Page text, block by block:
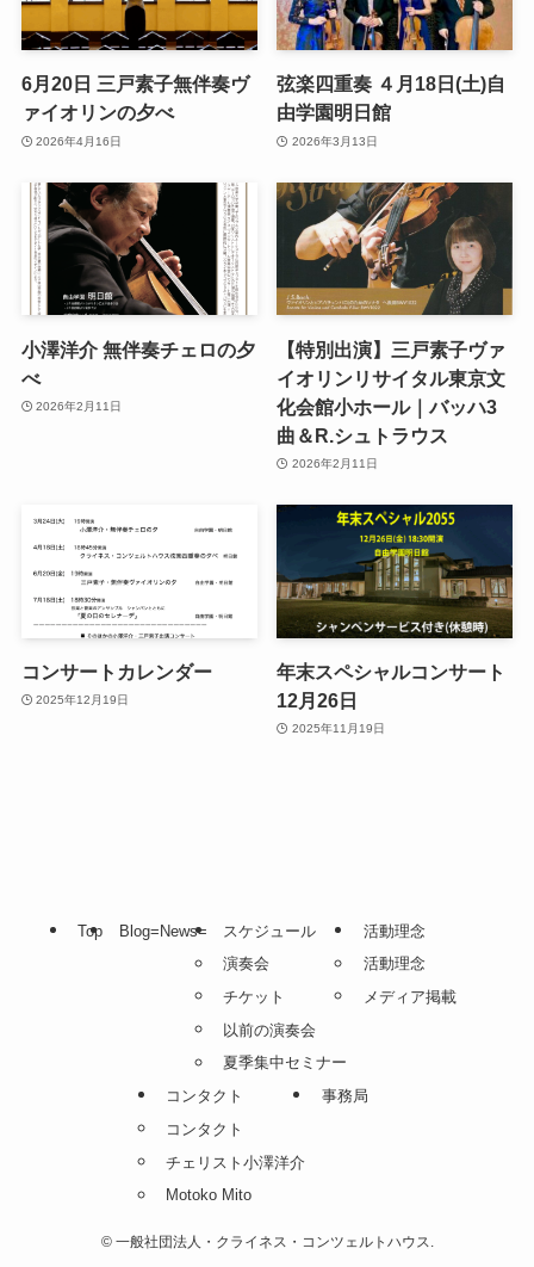
6月20日 三戸素子無伴奏ヴ
ァイオリンの夕べ
2026年4月16日
弦楽四重奏 ４月18日(土)自
由学園明日館
2026年3月13日
小澤洋介 無伴奏チェロの夕
べ
2026年2月11日
【特別出演】三戸素子ヴァ
イオリンリサイタル東京文
化会館小ホール｜バッハ3
曲＆R.シュトラウス
2026年2月11日
コンサートカレンダー
2025年12月19日
年末スペシャルコンサート
12月26日
2025年11月19日
Top Blog=News=
スケジュール
演奏会
チケット
以前の演奏会
夏季集中セミナー
活動理念
活動理念
メディア掲載
コンタクト
コンタクト
チェリスト小澤洋介
Motoko Mito
事務局
©一般社団法人・クライネス・コンツェルトハウス.